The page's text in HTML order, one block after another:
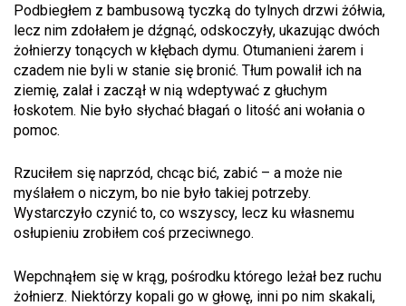
Podbiegłem z bambusową tyczką do tylnych drzwi żółwia,
lecz nim zdołałem je dźgnąć, odskoczyły, ukazując dwóch
żołnierzy tonących w kłębach dymu. Otumanieni żarem i
czadem nie byli w stanie się bronić. Tłum powalił ich na
ziemię, zalał i zaczął w nią wdeptywać z głuchym
łoskotem. Nie było słychać błagań o litość ani wołania o
pomoc.
Rzuciłem się naprzód, chcąc bić, zabić – a może nie
myślałem o niczym, bo nie było takiej potrzeby.
Wystarczyło czynić to, co wszyscy, lecz ku własnemu
osłupieniu zrobiłem coś przeciwnego.
Wepchnąłem się w krąg, pośrodku którego leżał bez ruchu
żołnierz. Niektórzy kopali go w głowę, inni po nim skakali,